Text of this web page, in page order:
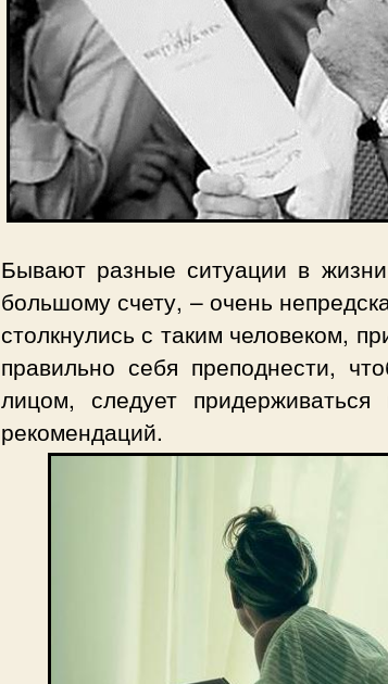
Бывают разные ситуации в
большому счету, – очень
столкнулись с таким человеком,
правильно себя преподнести,
лицом, следует
рекомендаций.